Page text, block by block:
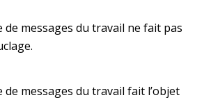
de messages du travail ne fait pas
de messages du travail fait l’objet